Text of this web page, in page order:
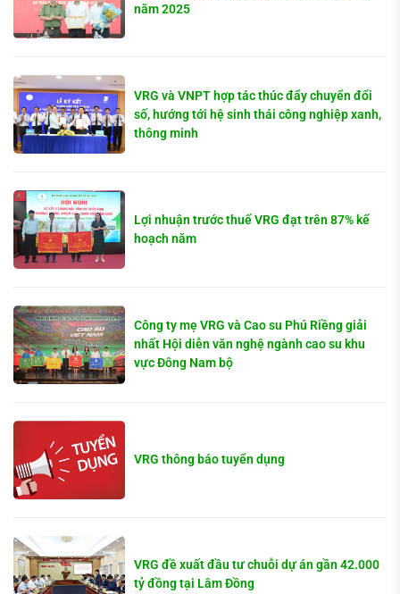
năm 2025
VRG và VNPT hợp tác thúc đẩy chuyển đổi
số, hướng tới hệ sinh thái công nghiệp xanh,
thông minh
Lợi nhuận trước thuế VRG đạt trên 87% kế
hoạch năm
Công ty mẹ VRG và Cao su Phú Riềng giải
nhất Hội diễn văn nghệ ngành cao su khu
vực Đông Nam bộ
VRG thông báo tuyển dụng
VRG đề xuất đầu tư chuỗi dự án gần 42.000
tỷ đồng tại Lâm Đồng